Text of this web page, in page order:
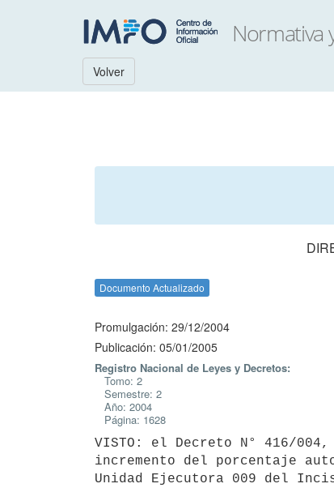
Volver
Documento Actualizado
Promulgación: 29/12/2004
Publicación: 05/01/2005
Registro Nacional de Leyes y Decretos:
Tomo: 2
Semestre: 2
Año: 2004
Página: 1628
VISTO: el Decreto N° 416/
incremento del porcentaje
Unidad Ejecutora 009 del